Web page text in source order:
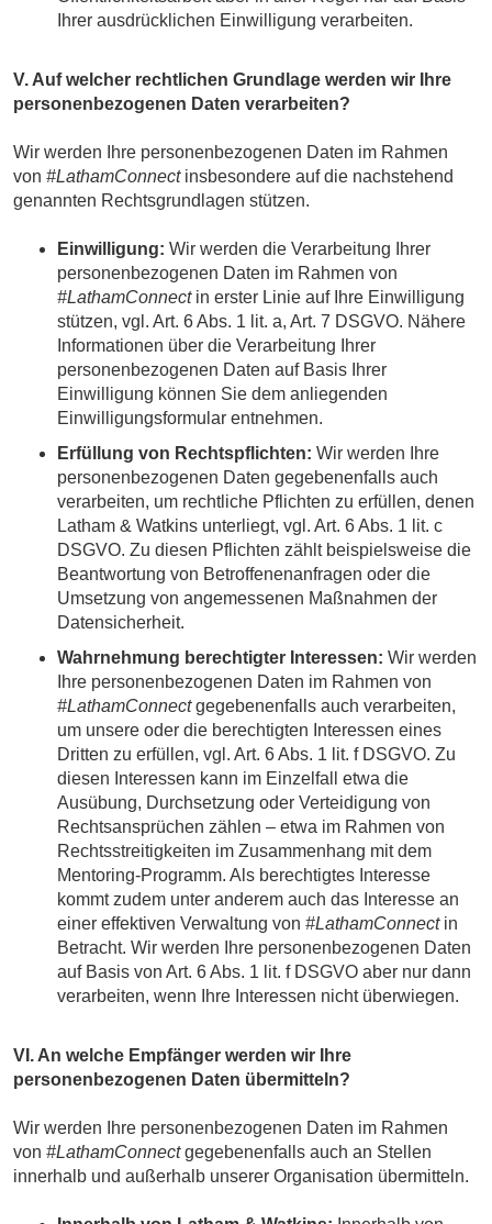
Ihrer ausdrücklichen Einwilligung verarbeiten.
V. Auf welcher rechtlichen Grundlage werden wir Ihre
personenbezogenen Daten verarbeiten?
Wir werden Ihre personenbezogenen Daten im Rahmen
von #LathamConnectinsbesondere auf die nachstehend
genannten Rechtsgrundlagen stützen.
Einwilligung: Wir werden die Verarbeitung Ihrer
personenbezogenen Daten im Rahmen von
#LathamConnectin erster Linie auf Ihre Einwilligung
stützen, vgl. Art. 6 Abs. 1 lit. a, Art. 7 DSGVO. Nähere
Informationen über die Verarbeitung Ihrer
personenbezogenen Daten auf Basis Ihrer
Einwilligung können Sie dem anliegenden
Einwilligungsformular entnehmen.
Erfüllung von Rechtspflichten: Wir werden Ihre
personenbezogenen Daten gegebenenfalls auch
verarbeiten, um rechtliche Pflichten zu erfüllen, denen
Latham & Watkins unterliegt, vgl. Art. 6 Abs. 1 lit. c
DSGVO. Zu diesen Pflichten zählt beispielsweise die
Beantwortung von Betroffenenanfragen oder die
Umsetzung von angemessenen Maßnahmen der
Datensicherheit.
Wahrnehmung berechtigter Interessen: Wir werden
Ihre personenbezogenen Daten im Rahmen von
#LathamConnectgegebenenfalls auch verarbeiten,
um unsere oder die berechtigten Interessen eines
Dritten zu erfüllen, vgl. Art. 6 Abs. 1 lit. f DSGVO. Zu
diesen Interessen kann im Einzelfall etwa die
Ausübung, Durchsetzung oder Verteidigung von
Rechtsansprüchen zählen – etwa im Rahmen von
Rechtsstreitigkeiten im Zusammenhang mit dem
Mentoring-Programm. Als berechtigtes Interesse
kommt zudem unter anderem auch das Interesse an
einer effektiven Verwaltung von #LathamConnectin
Betracht. Wir werden Ihre personenbezogenen Daten
auf Basis von Art. 6 Abs. 1 lit. f DSGVO aber nur dann
verarbeiten, wenn Ihre Interessen nicht überwiegen.
VI. An welche Empfänger werden wir Ihre
personenbezogenen Daten übermitteln?
Wir werden Ihre personenbezogenen Daten im Rahmen
von #LathamConnectgegebenenfalls auch an Stellen
innerhalb und außerhalb unserer Organisation übermitteln.